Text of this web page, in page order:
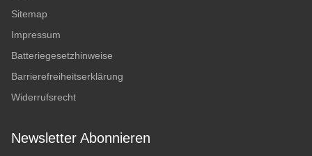
Sitemap
Impressum
Batteriegesetzhinweise
Barrierefreiheitserklärung
Widerrufsrecht
Newsletter Abonnieren